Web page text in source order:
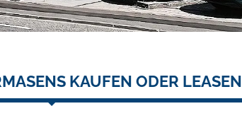
KAUFEN ODER LEASEN